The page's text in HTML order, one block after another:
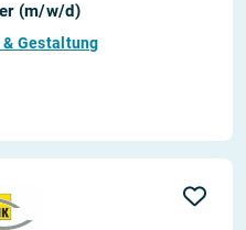
(m/w/d)
Gestaltung